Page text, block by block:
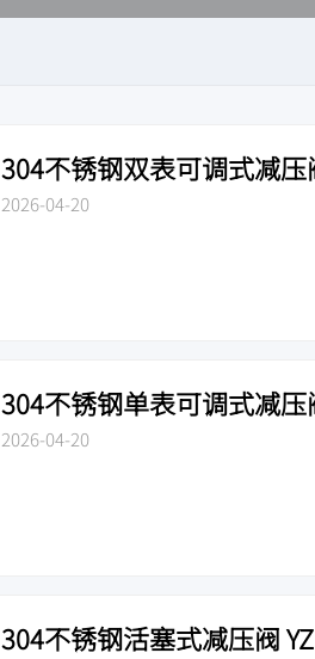
304不锈钢双表可调式减压
2026-04-20
304不锈钢单表可调式减压
2026-04-20
304不锈钢活塞式减压阀